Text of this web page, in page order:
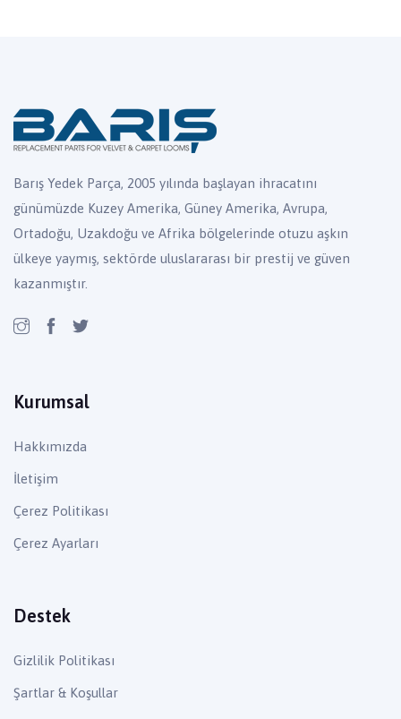
Barış Yedek Parça, 2005 yılında başlayan ihracatını
günümüzde Kuzey Amerika, Güney Amerika, Avrupa,
Ortadoğu, Uzakdoğu ve Afrika bölgelerinde otuzu aşkın
ülkeye yaymış, sektörde uluslararası bir prestij ve güven
kazanmıştır.
Kurumsal
Hakkımızda
İletişim
Çerez Politikası
Çerez Ayarları
Destek
Gizlilik Politikası
Şartlar & Koşullar